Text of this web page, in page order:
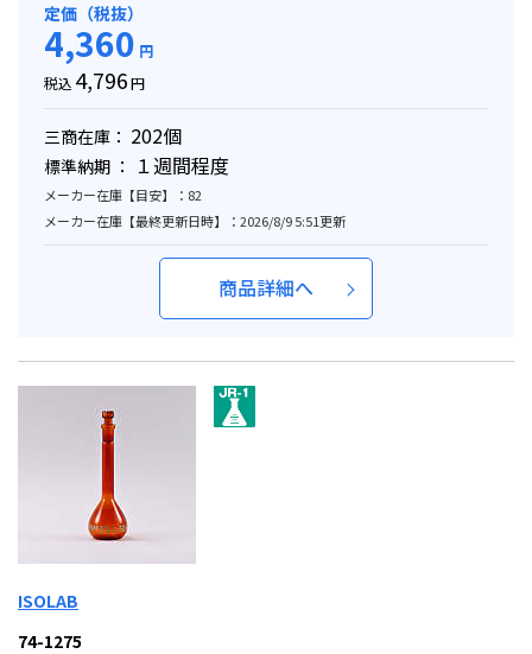
定価（税抜）
4,360 円
税込 4,796円
三商在庫： 202個
標準納期 ： １週間程度
メーカー在庫【目安】：82
メーカー在庫【最終更新日時】：2026/8/9 5:51更新
商品詳細へ
ISOLAB
74-1275